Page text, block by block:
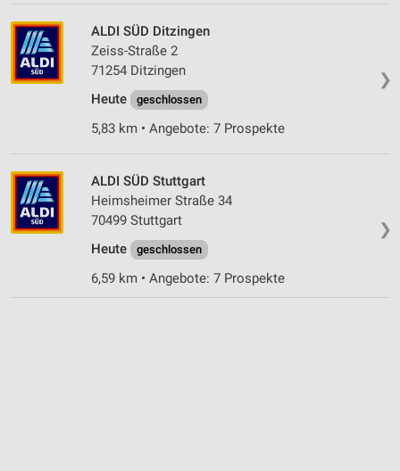
❯
ALDI SÜD Ditzingen
Zeiss-Straße 2
71254 Ditzingen
Heute
geschlossen
5,83 km • Angebote: 7 Prospekte
❯
ALDI SÜD Stuttgart
Heimsheimer Straße 34
70499 Stuttgart
Heute
geschlossen
6,59 km • Angebote: 7 Prospekte